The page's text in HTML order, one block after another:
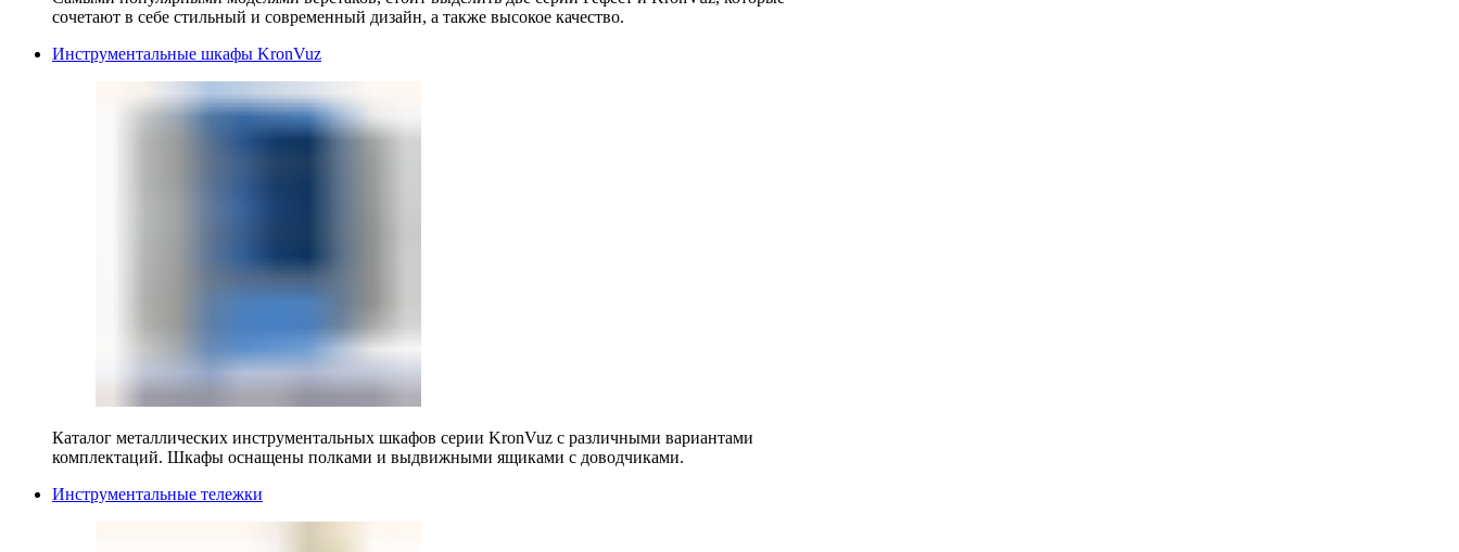
сочетают в себе стильный и современный дизайн, а также высокое качество.
Инструментальные шкафы KronVuz
Каталог металлических инструментальных шкафов серии KronVuz с различными вариантами
комплектаций. Шкафы оснащены полками и выдвижными ящиками с доводчиками.
Инструментальные тележки